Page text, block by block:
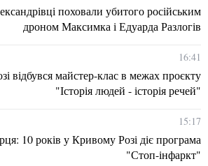
поховали убитого російським
дроном Максимка і Едуарда Разлогів
16:41
відбувся майстер-клас в межах проєкту
"Історія людей - історія речей"
15:17
10 років у Кривому Розі діє програма
"Стоп-інфаркт"